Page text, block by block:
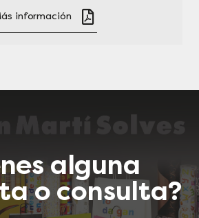
información
alguna
o consulta?